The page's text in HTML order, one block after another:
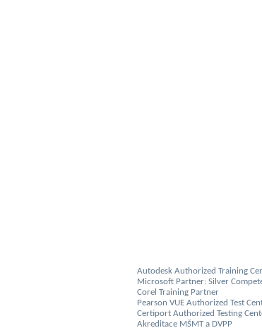
Autodesk Authorized Training
Microsoft Partner: Silver
Corel Training Partner
Pearson VUE Authorized Test
Certiport Authorized Testing
Akreditace MŠMT a DVPP